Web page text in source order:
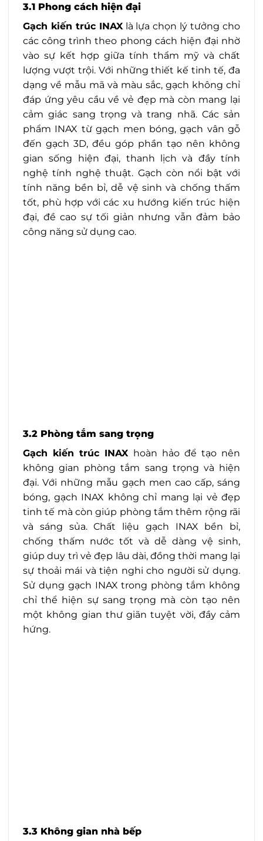
3.1 Phong cách hiện đại
Gạch kiến trúc INAXlà lựa chọn lý tưởng cho
các công trình theo phong cách hiện đại nhờ
vào sự kết hợp giữa tính thẩm mỹ và chất
lượng vượt trội. Với những thiết kế tinh tế, đa
dạng về mẫu mã và màu sắc, gạch không chỉ
đáp ứng yêu cầu về vẻ đẹp mà còn mang lại
cảm giác sang trọng và trang nhã. Các sản
phẩm INAX từ gạch men bóng, gạch vân gỗ
đến gạch 3D, đều góp phần tạo nên không
gian sống hiện đại, thanh lịch và đầy tính
nghệ tính nghệ thuật. Gạch còn nổi bật với
tính năng bền bỉ, dễ vệ sinh và chống thấm
tốt, phù hợp với các xu hướng kiến trúc hiện
đại, đề cao sự tối giản nhưng vẫn đảm bảo
công năng sử dụng cao.
3.2 Phòng tắm sang trọng
Gạch kiến trúc INAX hoàn hảo để tạo nên
không gian phòng tắm sang trọng và hiện
đại. Với những mẫu gạch men cao cấp, sáng
bóng, gạch INAX không chỉ mang lại vẻ đẹp
tinh tế mà còn giúp phòng tắm thêm rộng rãi
và sáng sủa. Chất liệu gạch INAX bền bỉ,
chống thấm nước tốt và dễ dàng vệ sinh,
giúp duy trì vẻ đẹp lâu dài, đồng thời mang lại
sự thoải mái và tiện nghi cho người sử dụng.
Sử dụng gạch INAX trong phòng tắm không
chỉ thể hiện sự sang trọng mà còn tạo nên
một không gian thư giãn tuyệt vời, đầy cảm
hứng.
3.3 Không gian nhà bếp